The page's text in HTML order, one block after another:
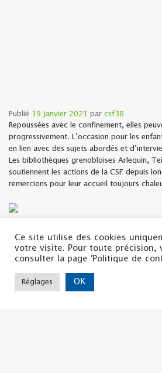
Publié 19 janvier 2021 par csf38
Repoussées avec le confinement, elles
progressivement. L’occasion pour les
en lien avec des sujets abordés et
Les bibliothèques grenobloises Arlequin,
soutiennent les actions de la CSF depuis
remercions pour leur accueil toujours
Ce site utilise des cookies
votre visite. Pour toute précision,
consulter la page 'Politique de
Réglages OK